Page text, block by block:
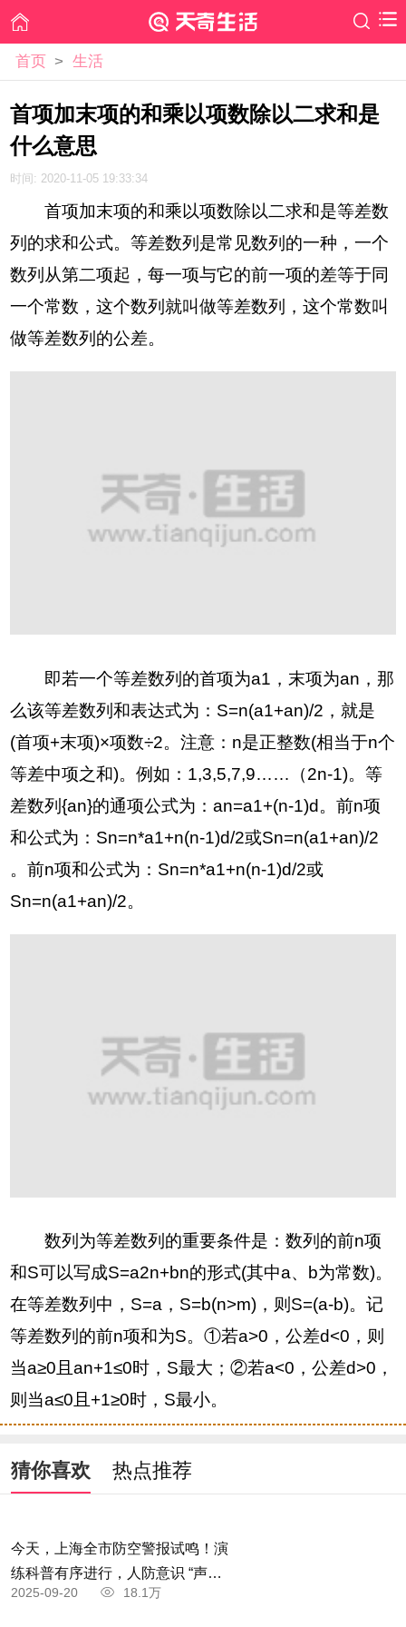
首页 > 生活
首项加末项的和乘以项数除以二求和是
什么意思
时间: 2020-11-05 19:33:34
首项加末项的和乘以项数除以二求和是等差数
列的求和公式。等差数列是常见数列的一种，一个
数列从第二项起，每一项与它的前一项的差等于同
一个常数，这个数列就叫做等差数列，这个常数叫
做等差数列的公差。
即若一个等差数列的首项为a1，末项为an，那
么该等差数列和表达式为：S=n(a1+an)/2，就是
(首项+末项)×项数÷2。注意：n是正整数(相当于n个
等差中项之和)。例如：1,3,5,7,9……（2n-1)。等
差数列{an}的通项公式为：an=a1+(n-1)d。前n项
和公式为：Sn=n*a1+n(n-1)d/2或Sn=n(a1+an)/2
。前n项和公式为：Sn=n*a1+n(n-1)d/2或
Sn=n(a1+an)/2。
数列为等差数列的重要条件是：数列的前n项
和S可以写成S=a2n+bn的形式(其中a、b为常数)。
在等差数列中，S=a，S=b(n>m)，则S=(a-b)。记
等差数列的前n项和为S。①若a>0，公差d<0，则
当a≥0且an+1≤0时，S最大；②若a<0，公差d>0，
则当a≤0且+1≥0时，S最小。
猜你喜欢 热点推荐
今天，上海全市防空警报试鸣！演
练科普有序进行，人防意识 “声入
人心”
2025-09-20 18.1万